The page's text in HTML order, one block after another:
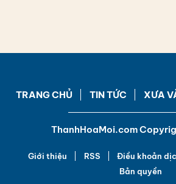
TRANG CHỦ TIN TỨC XƯA
ThanhHoaMoi.com
Giới thiệu RSS Điều khoản
Bản quyền